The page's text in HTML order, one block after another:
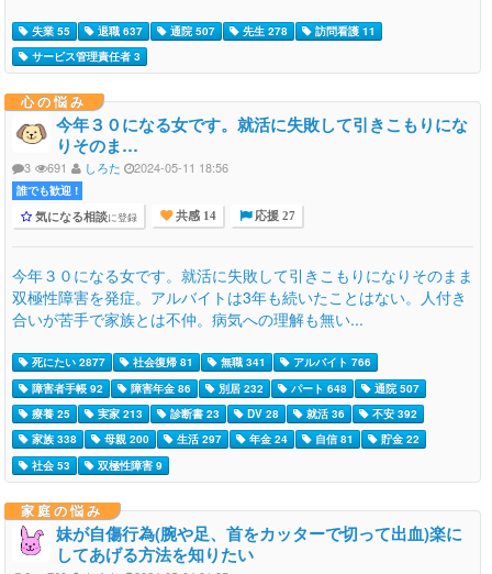
失業 55 退職 637 通院 507 先生 278
訪問看護 11
サービス管理責任者 3
心の悩み
今年３０になる女です。就活に失敗して引きこもりにな
りそのま…
3 691 しろた 2024-05-11 18:56
誰でも歓迎 !
気になる相談に登録 共感 14 応援 27
今年３０になる女です。就活に失敗して引きこもりになりそのまま
双極性障害を発症。アルバイトは3年も続いたことはない。人付き
合いが苦手で家族とは不仲。病気への理解も無い...
死にたい 2877 社会復帰 81 無職 341
アルバイト 766
障害者手帳 92
障害年金 86 別居 232 パート 648
通院 507
療養 25
実家 213 診断書 23 DV 28 就活 36
不安 392
家族 338
母親 200 生活 297 年金 24 自信 81
貯金 22
社会 53
双極性障害 9
家庭の悩み
妹が自傷行為(腕や足、首をカッターで切って出血)楽に
してあげる方法を知りたい